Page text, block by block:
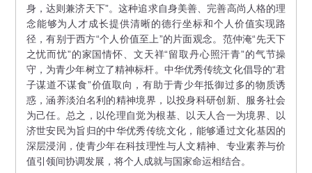
身，达则兼济天下”。这种追求自身美善、完善高尚人格的理
念能够为人才成长提供清晰的德行坐标和个人价值实现路
径，有别于西方“个人价值至上”的片面观念。范仲淹“先天下
之忧而忧”的家国情怀、文天祥“留取丹心照汗青”的气节操
守，为青少年树立了精神标杆。中华优秀传统文化倡导的“君
子谋道不谋食”价值取向，有助于青少年抵御过多的物质诱
惑，涵养淡泊名利的精神境界，以投身科研创新、服务社会
为己任。总之，以伦理自觉为根基、以天人合一为境界、以
济世安民为旨归的中华优秀传统文化，能够通过文化基因的
深层浸润，使青少年在科技理性与人文精神、专业素养与价
值引领间协调发展，将个人成就与国家命运相结合。